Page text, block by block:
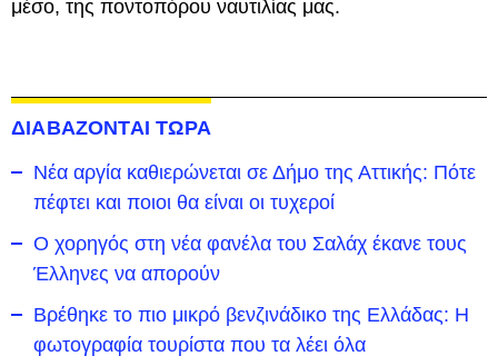
μέσο, της ποντοπόρου ναυτιλίας μας.
ΔΙΑΒΑΖΟΝΤΑΙ ΤΩΡΑ
Νέα αργία καθιερώνεται σε Δήμο της Αττικής: Πότε
πέφτει και ποιοι θα είναι οι τυχεροί
Ο χορηγός στη νέα φανέλα του Σαλάχ έκανε τους
Έλληνες να απορούν
Βρέθηκε το πιο μικρό βενζινάδικο της Ελλάδας: Η
φωτογραφία τουρίστα που τα λέει όλα